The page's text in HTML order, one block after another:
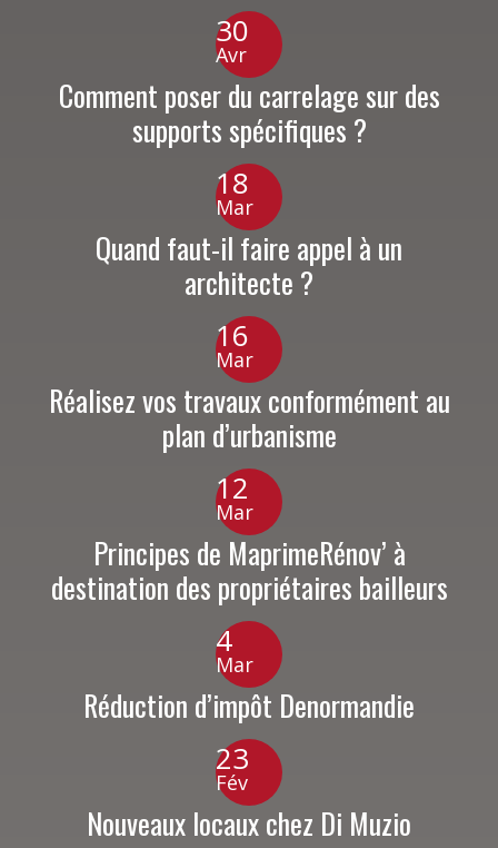
30
Avr
Comment poser du carrelage sur des
supports spécifiques ?
18
Mar
Quand faut-il faire appel à un
architecte ?
16
Mar
Réalisez vos travaux conformément au
plan d’urbanisme
12
Mar
Principes de MaprimeRénov’ à
destination des propriétaires bailleurs
4
Mar
Réduction d’impôt Denormandie
23
Fév
Nouveaux locaux chez Di Muzio